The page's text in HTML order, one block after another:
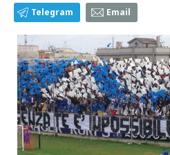
Telegram Email